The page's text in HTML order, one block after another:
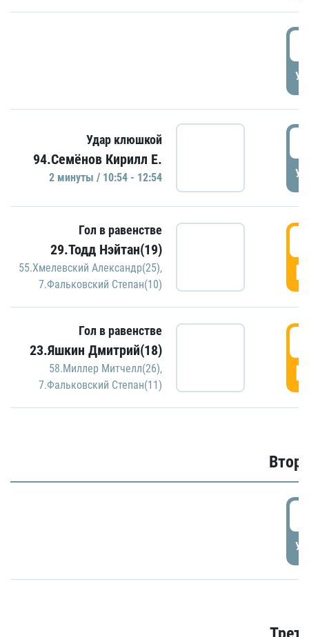
Удар клюшкой
94.Семёнов Кирилл Е.
2 минуты / 10:54 - 12:54
Гол в равенстве
29.Тодд Нэйтан(19)
55.Хмелевский Александр(25),
7.Фальковский Степан(10)
Гол в равенстве
23.Яшкин Дмитрий(18)
58.Миллер Митчелл(26),
7.Фальковский Степан(11)